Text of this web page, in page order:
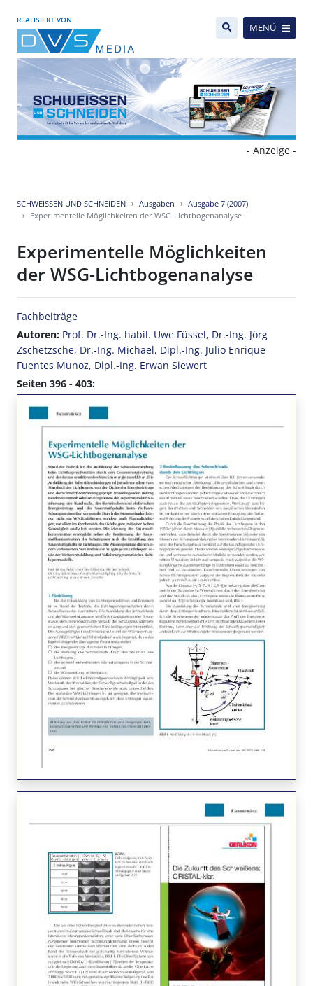
REALISIERT VON
MENÜ
- Anzeige -
SCHWEISSEN UND SCHNEIDEN Ausgaben
Ausgabe 7 (2007)
Experimentelle Möglichkeiten der WSG-Lichtbogenanalyse
Experimentelle Möglichkeiten
der WSG-Lichtbogenanalyse
Fachbeiträge
Autoren: Prof. Dr.-Ing. habil. Uwe Füssel, Dr.-Ing. Jörg
Zschetzsche, Dr.-Ing. Michael, Dipl.-Ing. Julio Enrique
Fuentes Munoz, Dipl.-Ing. Erwan Siewert
Seiten 396 - 403: